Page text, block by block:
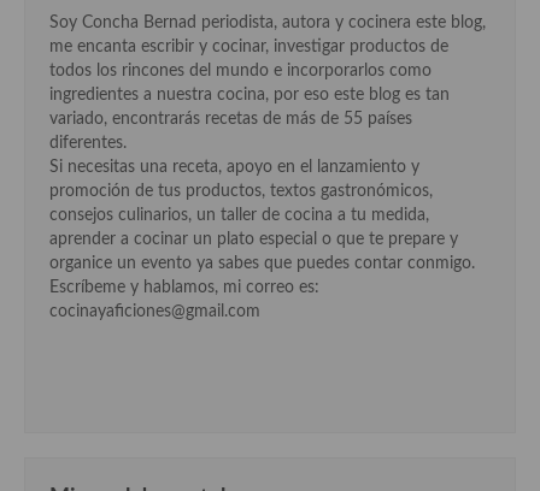
Cocina Navarra
Cocina Riojana
Cocina Valenciana
Cocina Vasca
Cocina Europea
Cocina Alemana
Soy Concha Bernad periodista, autora y cocinera este blog,
me encanta escribir y cocinar, investigar productos de
todos los rincones del mundo e incorporarlos como
ingredientes a nuestra cocina, por eso este blog es tan
variado, encontrarás recetas de más de 55 países
diferentes.
Si necesitas una receta, apoyo en el lanzamiento y
promoción de tus productos, textos gastronómicos,
consejos culinarios, un taller de cocina a tu medida,
aprender a cocinar un plato especial o que te prepare y
organice un evento ya sabes que puedes contar conmigo.
Escríbeme y hablamos, mi correo es:
cocinayaficiones@gmail.com